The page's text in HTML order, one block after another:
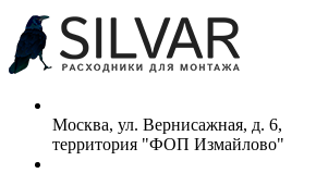
Москва, ул. Вернисажная, д. 6,
территория "ФОП Измайлово"